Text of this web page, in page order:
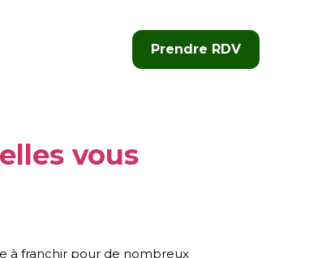
Prendre RDV
vous
à franchir pour de nombreux